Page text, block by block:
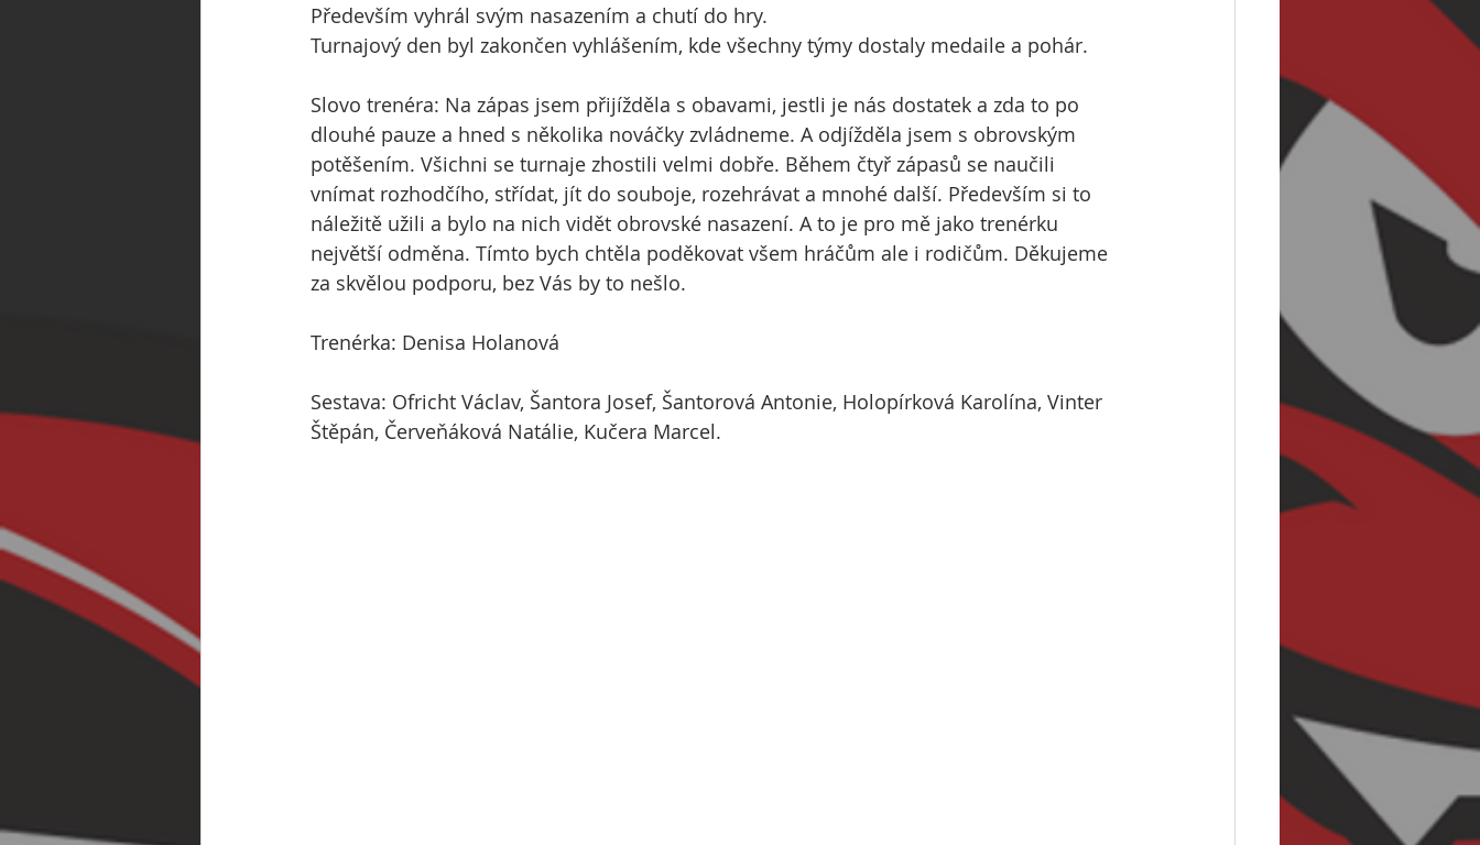
Především vyhrál svým nasazením a chutí do hry.
Turnajový den byl zakončen vyhlášením, kde všechny týmy dostaly medaile a pohár.
Slovo trenéra: Na zápas jsem přijížděla s obavami, jestli je nás dostatek a zda to po
dlouhé pauze a hned s několika nováčky zvládneme. A odjížděla jsem s obrovským
potěšením. Všichni se turnaje zhostili velmi dobře. Během čtyř zápasů se naučili
vnímat rozhodčího, střídat, jít do souboje, rozehrávat a mnohé další. Především si to
náležitě užili a bylo na nich vidět obrovské nasazení. A to je pro mě jako trenérku
největší odměna. Tímto bych chtěla poděkovat všem hráčům ale i rodičům. Děkujeme
za skvělou podporu, bez Vás by to nešlo.
Trenérka: Denisa Holanová
Sestava: Ofricht Václav, Šantora Josef, Šantorová Antonie, Holopírková Karolína, Vinter
Štěpán, Červeňáková Natálie, Kučera Marcel.